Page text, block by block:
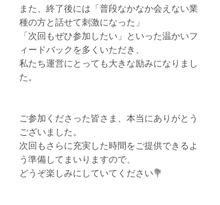
また、終了後には「普段なかなか会えない業
種の方と話せて刺激になった」
「次回もぜひ参加したい」といった温かいフ
ィードバックを多くいただき、
私たち運営にとっても大きな励みになりまし
た。
ご参加くださった皆さま、本当にありがとう
ございました。
次回もさらに充実した時間をご提供できるよ
う準備してまいりますので、
どうぞ楽しみにしていてください💐